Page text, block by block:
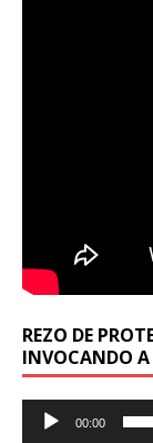
REZO DE
INVOCANDO A
Reproductor
00:00